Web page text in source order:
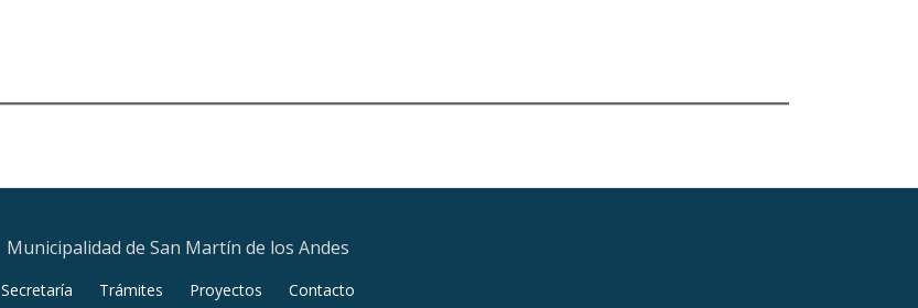
Municipalidad de San Martín de los Andes
Secretaría Trámites Proyectos Contacto